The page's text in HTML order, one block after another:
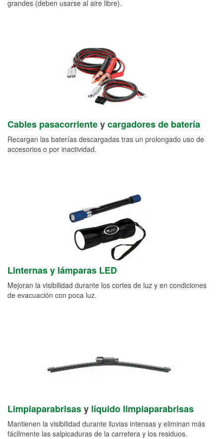
grandes (deben usarse al aire libre).
Cables pasacorrienteycargadores de batería
Recargan las baterías descargadas tras un prolongado uso de
accesorios o por inactividad.
Linternas y lámparas LED
Mejoran la visibilidad durante los cortes de luz y en condiciones
de evacuación con poca luz.
Limpiaparabrisasy líquido limpiaparabrisas
Mantienen la visibilidad durante lluvias intensas y eliminan más
fácilmente las salpicaduras de la carretera y los residuos.